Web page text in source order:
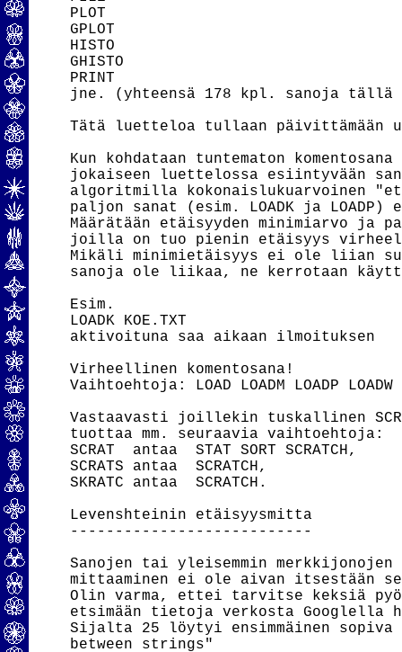
PLOT
GPLOT
HISTO
GHISTO
PRINT
jne. (yhteensä 178 kpl. sanoja tällä
Tätä luetteloa tullaan päivittämään
Kun kohdataan tuntematon
jokaiseen luettelossa esiintyvään
algoritmilla kokonaislukuarvoinen
paljon sanat (esim. LOADK ja
Määrätään etäisyyden minimiarvo ja
joilla on tuo pienin etäisyys
Mikäli minimietäisyys ei ole liian
sanoja ole liikaa, ne kerrotaan
Esim.
LOADK KOE.TXT
aktivoituna saa aikaan ilmoituksen
Virheellinen komentosana!
Vaihtoehtoja: LOAD LOADM LOADP LOADW
Vastaavasti joillekin tuskallinen
tuottaa mm. seuraavia vaihtoehtoja:
SCRAT  antaa  STAT SORT SCRATCH,
SCRATS antaa  SCRATCH,
SKRATC antaa  SCRATCH.
Levenshteinin etäisyysmitta
---------------------------
Sanojen tai yleisemmin
mittaaminen ei ole aivan itsestään
Olin varma, ettei tarvitse keksiä
etsimään tietoja verkosta Googlella
Sijalta 25 löytyi ensimmäinen sopiva